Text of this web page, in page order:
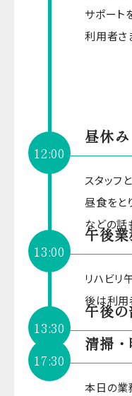
サポート
利用者さ
12:00
昼休み
スタッフ
昼食をと
などの話
13:00
午後
リハビリ
後は利用
13:30
午後
17:30
清掃
本日の業